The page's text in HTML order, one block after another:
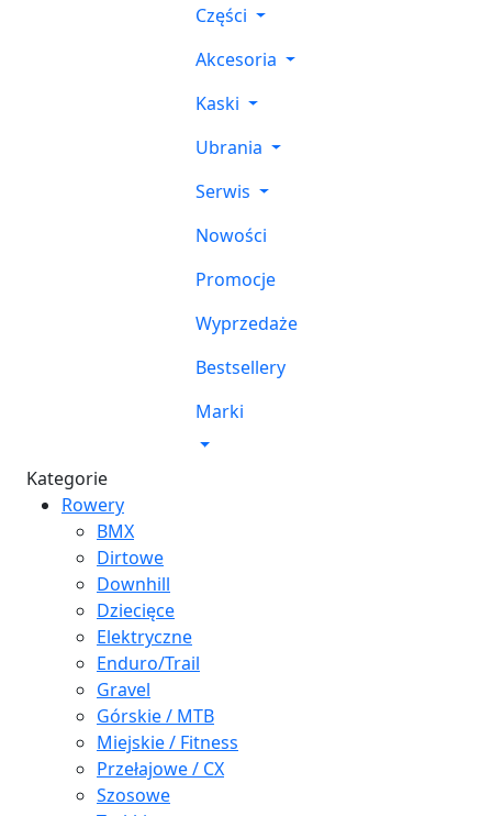
Części
Akcesoria
Kaski
Ubrania
Serwis
Nowości
Promocje
Wyprzedaże
Bestsellery
Marki
Kategorie
Rowery
BMX
Dirtowe
Downhill
Dziecięce
Elektryczne
Enduro/Trail
Gravel
Górskie / MTB
Miejskie / Fitness
Przełajowe / CX
Szosowe